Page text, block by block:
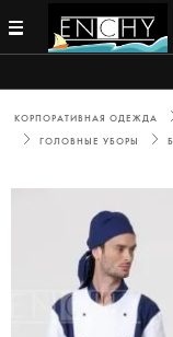
КОРПОРАТИВНАЯ ОДЕЖДА
ГОЛОВНЫЕ УБОРЫ